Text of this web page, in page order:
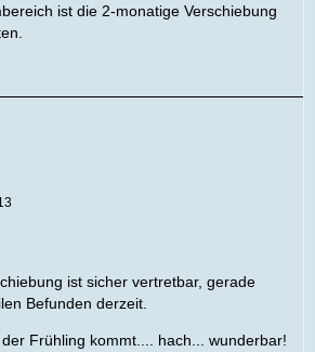
ist die 2-monatige Verschiebung
ist sicher vertretbar, gerade
Befunden derzeit.
Frühling kommt.... hach... wunderbar!